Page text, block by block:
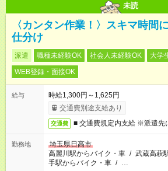
未読
〈カンタン作業！〉スキマ時間
仕分け
派遣 職種未経験OK 社会人未経験OK 大学
WEB登録・面接OK
給与
時給1,300円～1,625円
交通費別途支給あり
交通費 ■ 交通費規定内支給 ※派遣先
勤務地
埼玉県日高市
高麗川駅からバイク・車 / 武蔵高萩
手駅からバイク・車 / …